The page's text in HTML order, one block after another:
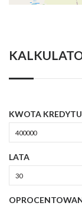
KWOTA KREDYTU
LATA